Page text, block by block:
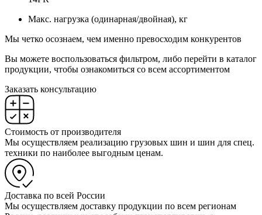
Макс. нагрузка (одинарная/двойная), кг
Мы четко осознаем, чем именно превосходим конкурентов
Вы можете воспользоваться фильтром, либо перейти в каталог
продукции, чтобы ознакомиться со всем ассортиментом
Заказать консультацию
Стоимость от производителя
Мы осуществляем реализацию грузовых шин и шин для спец.
техники по наиболее выгодным ценам.
Доставка по всей России
Мы осуществляем доставку продукции по всем регионам